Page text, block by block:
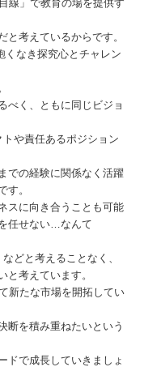
線」で教育の場を提供す
と考えているからです。
くなき探究心とチャレン
べく、ともに同じビジョ
や責任あるポジション
での経験に関係なく活躍
す。
スに向き合うことも可能
任せない…なんて
どと考えることなく、
と考えています。
新たな市場を開拓してい
断を積み重ねたいという
ドで成長していきましょ